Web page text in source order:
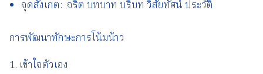
จุดสังเกต: จริต บทบาท บริบท วิสัยทัศน์ ประวัติ
การพัฒนาทักษะการโน้มน้าว
1. เข้าใจตัวเอง